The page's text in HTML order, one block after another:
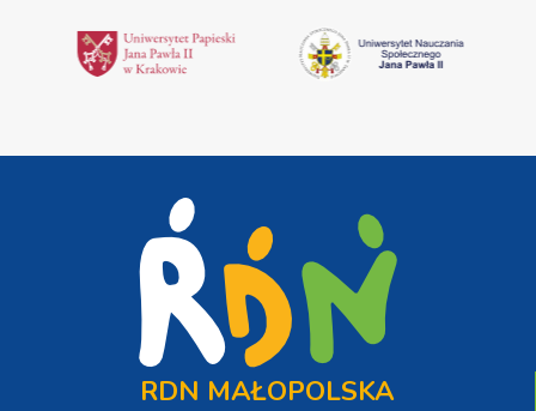
RDN MAŁOPOLSKA